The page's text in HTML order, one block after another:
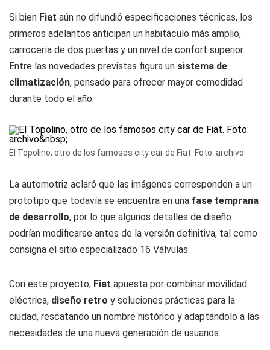
Si bien Fiat aún no difundió especificaciones técnicas, los
primeros adelantos anticipan un habitáculo más amplio,
carrocería de dos puertas y un nivel de confort superior.
Entre las novedades previstas figura un sistema de
climatización, pensado para ofrecer mayor comodidad
durante todo el año.
El Topolino, otro de los famosos city car de Fiat. Foto: archivo
La automotriz aclaró que las imágenes corresponden a un
prototipo que todavía se encuentra en una fase temprana
de desarrollo, por lo que algunos detalles de diseño
podrían modificarse antes de la versión definitiva, tal como
consigna el sitio especializado 16 Válvulas.
Con este proyecto, Fiat apuesta por combinar movilidad
eléctrica, diseño retro y soluciones prácticas para la
ciudad, rescatando un nombre histórico y adaptándolo a las
necesidades de una nueva generación de usuarios.